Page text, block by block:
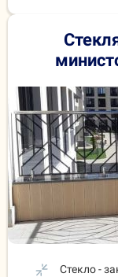
Стекло -